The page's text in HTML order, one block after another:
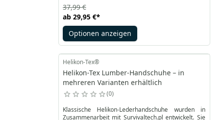
thermischen Komfort.
ab 29,95 €*
37,99 €
Optionen anzeigen
Helikon-Tex®
Helikon-Tex Lumber-Handschuhe – in
mehreren Varianten erhältlich
0
Klassische Helikon-Lederhandschuhe wurden in
Zusammenarbeit mit Survivaltech.pl entwickelt. Sie